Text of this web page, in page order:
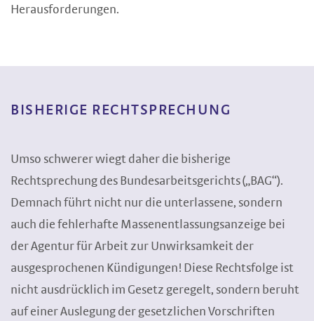
Herausforderungen.
BISHERIGE RECHTSPRECHUNG
Umso schwerer wiegt daher die bisherige
Rechtsprechung des Bundesarbeitsgerichts („BAG“).
Demnach führt nicht nur die unterlassene, sondern
auch die fehlerhafte Massenentlassungsanzeige bei
der Agentur für Arbeit zur Unwirksamkeit der
ausgesprochenen Kündigungen! Diese Rechtsfolge ist
nicht ausdrücklich im Gesetz geregelt, sondern beruht
auf einer Auslegung der gesetzlichen Vorschriften